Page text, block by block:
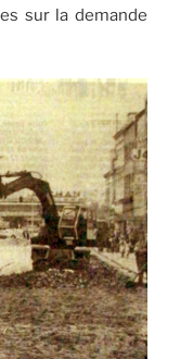
sur la demande